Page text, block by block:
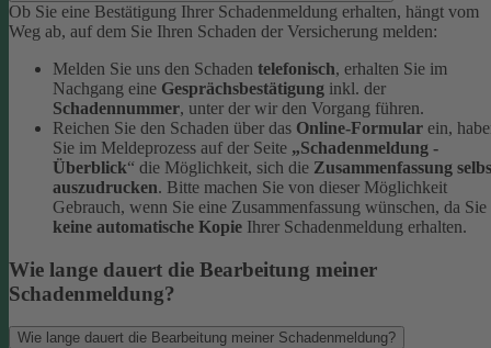
Ob Sie eine Bestätigung Ihrer Schadenmeldung erhalten, hängt vom
Weg ab, auf dem Sie Ihren Schaden der Versicherung melden:
Melden Sie uns den Schaden telefonisch, erhalten Sie im
Nachgang eine Gesprächsbestätigung inkl. der
Schadennummer, unter der wir den Vorgang führen.
Reichen Sie den Schaden über das Online-Formular ein,
Sie im Meldeprozess auf der Seite „Schadenmeldung -
Überblick“ die Möglichkeit, sich die Zusammenfassung
auszudrucken. Bitte machen Sie von dieser Möglichkeit
Gebrauch, wenn Sie eine Zusammenfassung wünschen, da Sie
keine automatische Kopie Ihrer Schadenmeldung erhalten.
Wie lange dauert die Bearbeitung meiner
Schadenmeldung?
Wie lange dauert die Bearbeitung meiner Schadenmeldung?